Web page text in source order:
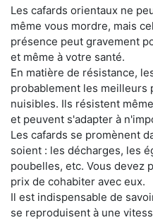
Les cafards orientaux ne
même vous mordre, mais
présence peut gravement
et même à votre santé.
En matière de résistance,
probablement les meilleurs
nuisibles. Ils résistent
et peuvent s'adapter à
Les cafards se promènent
soient : les décharges, les
poubelles, etc. Vous devez
prix de cohabiter avec eux.
Il est indispensable de
se reproduisent à une